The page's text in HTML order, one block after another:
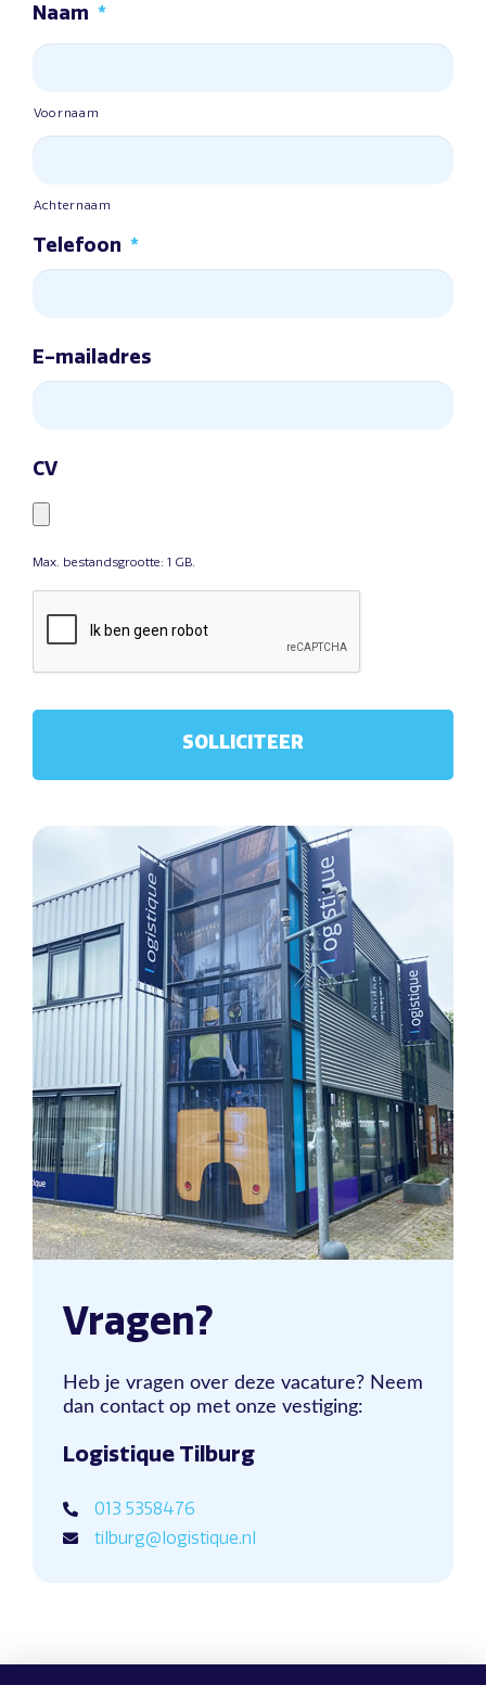
Naam *
Voornaam
Achternaam
Telefoon *
E-mailadres
CV
Max. bestandsgrootte: 1 GB.
Vragen?
Heb je vragen over deze vacature? Neem
dan contact op met onze vestiging:
Logistique Tilburg
013 5358476
tilburg@logistique.nl